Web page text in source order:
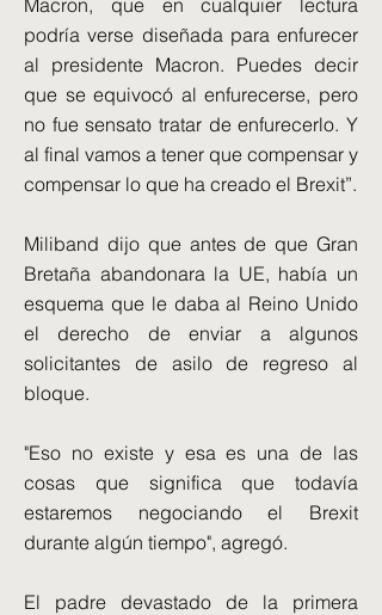
Macron, que en cualquier lectura
podría verse diseñada para enfurecer
al presidente Macron. Puedes decir
que se equivocó al enfurecerse, pero
no fue sensato tratar de enfurecerlo. Y
al final vamos a tener que compensar y
compensar lo que ha creado el Brexit”.
Miliband dijo que antes de que Gran
Bretaña abandonara la UE, había un
esquema que le daba al Reino Unido
el derecho de enviar a algunos
solicitantes de asilo de regreso al
bloque.
"Eso no existe y esa es una de las
cosas que significa que todavía
estaremos negociando el Brexit
durante algún tiempo", agregó.
El padre devastado de la primera